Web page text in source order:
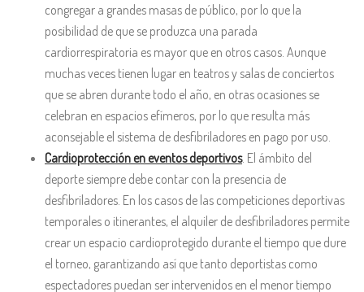
congregar a grandes masas de público, por lo que la
posibilidad de que se produzca una parada
cardiorrespiratoria es mayor que en otros casos. Aunque
muchas veces tienen lugar en teatros y salas de conciertos
que se abren durante todo el año, en otras ocasiones se
celebran en espacios efímeros, por lo que resulta más
aconsejable el sistema de desfibriladores en pago por uso.
Cardioprotección en eventos deportivos. El ámbito del
deporte siempre debe contar con la presencia de
desfibriladores. En los casos de las competiciones deportivas
temporales o itinerantes, el alquiler de desfibriladores permite
crear un espacio cardioprotegido durante el tiempo que dure
el torneo, garantizando así que tanto deportistas como
espectadores puedan ser intervenidos en el menor tiempo